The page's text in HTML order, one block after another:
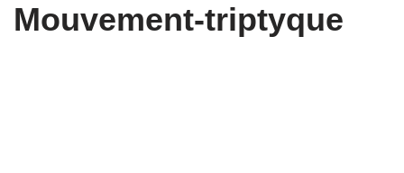
Mouvement-triptyque